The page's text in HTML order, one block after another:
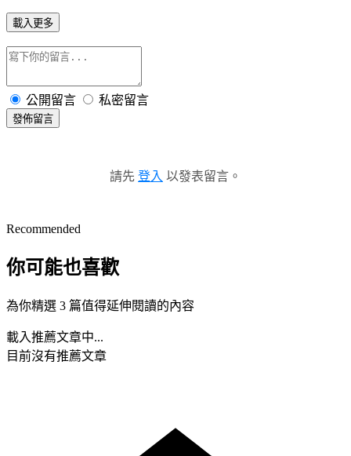
載入更多
公開留言 私密留言
發佈留言
請先 登入 以發表留言。
Recommended
你可能也喜歡
為你精選 3 篇值得延伸閱讀的內容
載入推薦文章中...
目前沒有推薦文章